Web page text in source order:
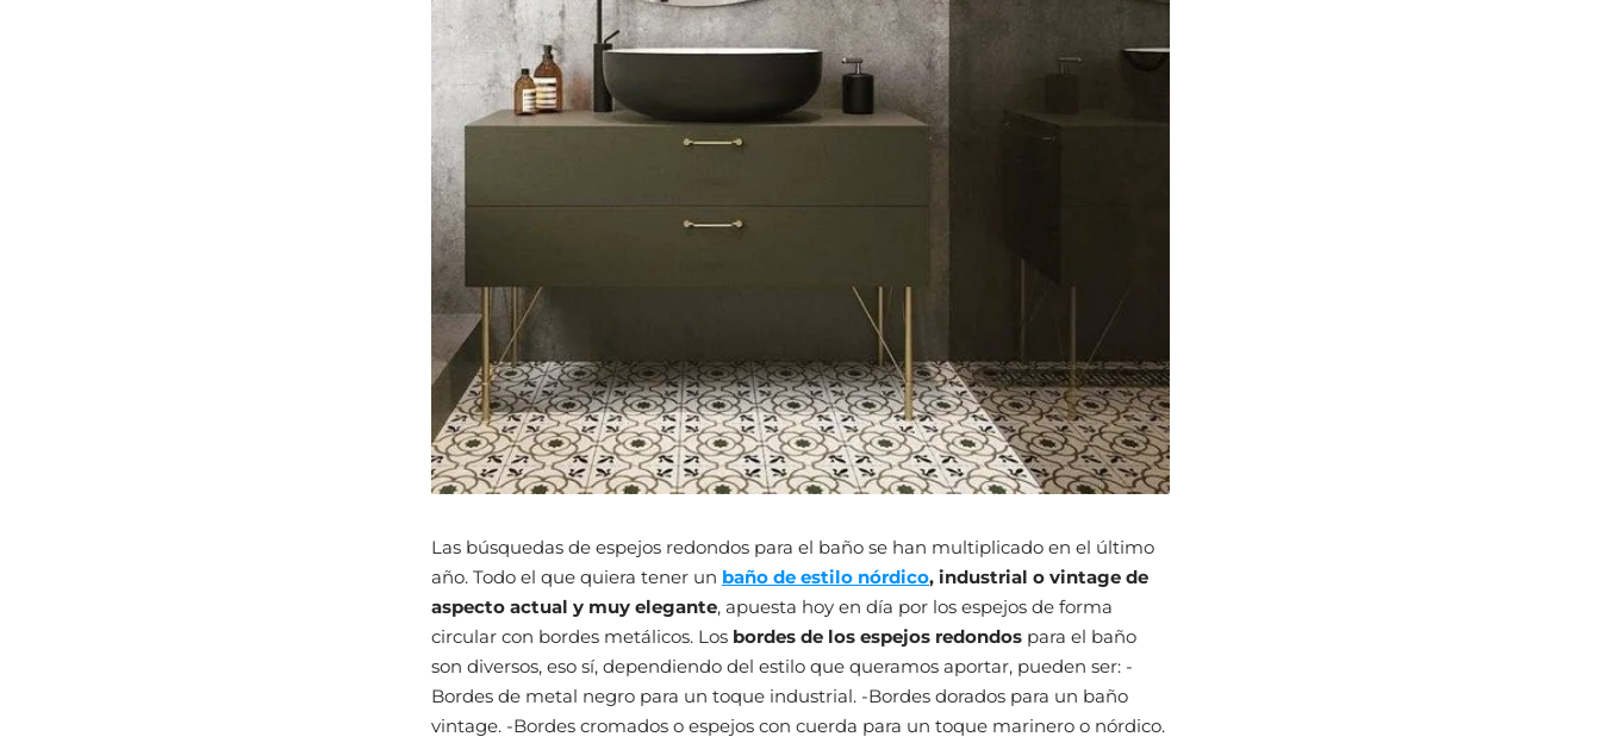
Las búsquedas de espejos redondos para el baño se han multiplicado en el último
año. Todo el que quiera tener un baño de estilo nórdico, industrial o vintage de
aspecto actual y muy elegante, apuesta hoy en día por los espejos de forma
circular con bordes metálicos. Los bordes de los espejos redondos para el baño
son diversos, eso sí, dependiendo del estilo que queramos aportar, pueden ser: -
Bordes de metal negro para un toque industrial. -Bordes dorados para un baño
vintage. -Bordes cromados o espejos con cuerda para un toque marinero o nórdico.